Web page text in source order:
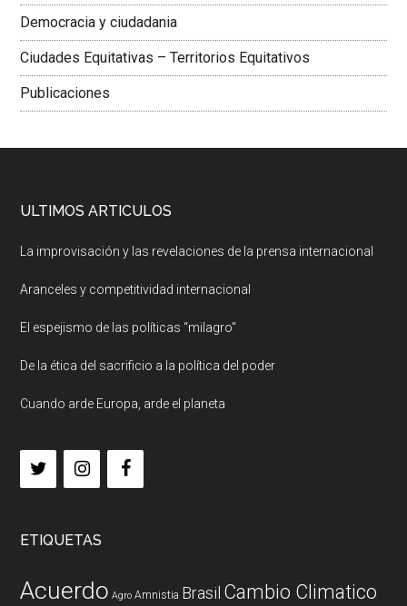
Democracia y ciudadania
Ciudades Equitativas – Territorios Equitativos
Publicaciones
ULTIMOS ARTICULOS
La improvisación y las revelaciones de la prensa internacional
Aranceles y competitividad internacional
El espejismo de las políticas “milagro”
De la ética del sacrificio a la política del poder
Cuando arde Europa, arde el planeta
ETIQUETAS
Acuerdo Agro Amnistia Brasil Cambio Climatico